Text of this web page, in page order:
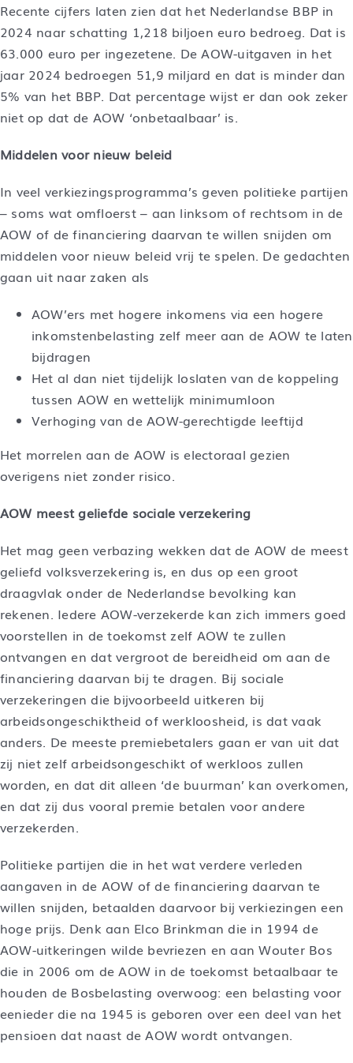
Recente cijfers laten zien dat het Nederlandse BBP in
2024 naar schatting 1,218 biljoen euro bedroeg. Dat is
63.000 euro per ingezetene. De AOW-uitgaven in het
jaar 2024 bedroegen 51,9 miljard en dat is minder dan
5% van het BBP. Dat percentage wijst er dan ook zeker
niet op dat de AOW ‘onbetaalbaar’ is.
Middelen voor nieuw beleid
In veel verkiezingsprogramma’s geven politieke partijen
– soms wat omfloerst – aan linksom of rechtsom in de
AOW of de financiering daarvan te willen snijden om
middelen voor nieuw beleid vrij te spelen. De gedachten
gaan uit naar zaken als
AOW’ers met hogere inkomens via een hogere
inkomstenbelasting zelf meer aan de AOW te laten
bijdragen
Het al dan niet tijdelijk loslaten van de koppeling
tussen AOW en wettelijk minimumloon
Verhoging van de AOW-gerechtigde leeftijd
Het morrelen aan de AOW is electoraal gezien
overigens niet zonder risico.
AOW meest geliefde sociale verzekering
Het mag geen verbazing wekken dat de AOW de meest
geliefd volksverzekering is, en dus op een groot
draagvlak onder de Nederlandse bevolking kan
rekenen. Iedere AOW-verzekerde kan zich immers goed
voorstellen in de toekomst zelf AOW te zullen
ontvangen en dat vergroot de bereidheid om aan de
financiering daarvan bij te dragen. Bij sociale
verzekeringen die bijvoorbeeld uitkeren bij
arbeidsongeschiktheid of werkloosheid, is dat vaak
anders. De meeste premiebetalers gaan er van uit dat
zij niet zelf arbeidsongeschikt of werkloos zullen
worden, en dat dit alleen ‘de buurman’ kan overkomen,
en dat zij dus vooral premie betalen voor andere
verzekerden.
Politieke partijen die in het wat verdere verleden
aangaven in de AOW of de financiering daarvan te
willen snijden, betaalden daarvoor bij verkiezingen een
hoge prijs. Denk aan Elco Brinkman die in 1994 de
AOW-uitkeringen wilde bevriezen en aan Wouter Bos
die in 2006 om de AOW in de toekomst betaalbaar te
houden de Bosbelasting overwoog: een belasting voor
eenieder die na 1945 is geboren over een deel van het
pensioen dat naast de AOW wordt ontvangen.